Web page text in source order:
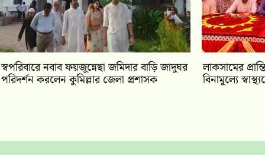
স্বপরিবারে নবাব ফয়জুন্নেছা জমিদার বাড়ি জাদুঘর
পরিদর্শন করলেন কুমিল্লার জেলা প্রশাসক
লাকসামের
বিনামূল্যে